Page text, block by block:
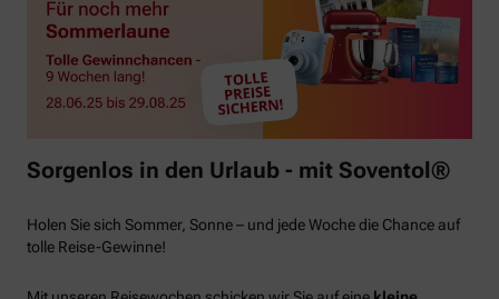
Sorgenlos in den Urlaub - mit Soventol®
Holen Sie sich Sommer, Sonne – und jede Woche die Chance auf
tolle Reise-Gewinne!